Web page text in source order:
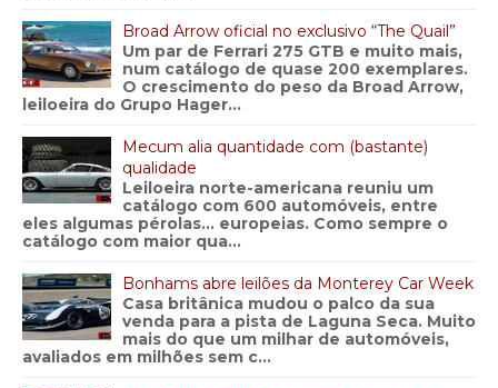
Broad Arrow oficial no exclusivo “The Quail”
Um par de Ferrari 275 GTB e muito mais,
num catálogo de quase 200 exemplares.
O crescimento do peso da Broad Arrow,
leiloeira do Grupo Hager...
Mecum alia quantidade com (bastante)
qualidade
Leiloeira norte-americana reuniu um
catálogo com 600 automóveis, entre
eles algumas pérolas… europeias. Como sempre o
catálogo com maior qua...
Bonhams abre leilões da Monterey Car Week
Casa britânica mudou o palco da sua
venda para a pista de Laguna Seca. Muito
mais do que um milhar de automóveis,
avaliados em milhões sem c...